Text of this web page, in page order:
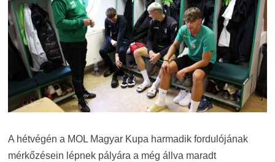
A hétvégén a MOL Magyar Kupa harmadik fordulójának
mérkőzésein lépnek pályára a még állva maradt